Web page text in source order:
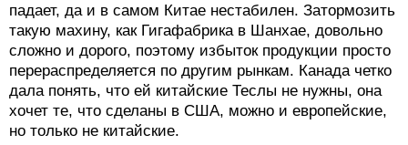
падает, да и в самом Китае нестабилен. Затормозить
такую махину, как Гигафабрика в Шанхае, довольно
сложно и дорого, поэтому избыток продукции просто
перераспределяется по другим рынкам. Канада четко
дала понять, что ей китайские Теслы не нужны, она
хочет те, что сделаны в США, можно и европейские,
но только не китайские.